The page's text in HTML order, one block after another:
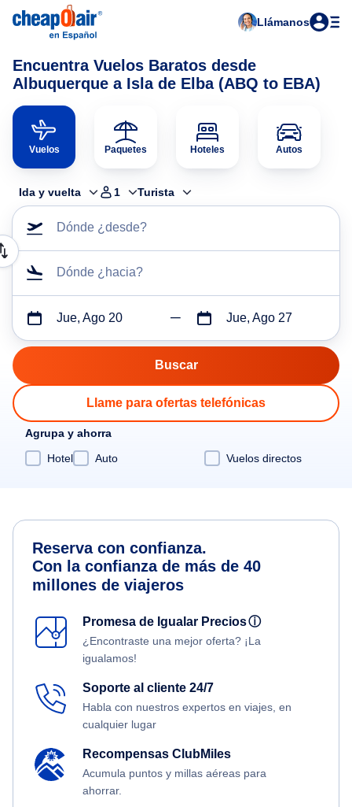
Llámanos
Encuentra Vuelos Baratos desde
Albuquerque a Isla de Elba (ABQ to EBA)
Vuelos Paquetes Hoteles Autos
Ida y vuelta 1 Turista
Dónde ¿desde?
Dónde ¿hacia?
Jue, Ago 20 Jue, Ago 27
Llame para ofertas telefónicas
Agrupa y ahorra
Hotel
Auto Vuelos directos
Reserva con confianza.
Con la confianza de más de 40
millones de viajeros
Promesa de Igualar Preciosⓘ
¿Encontraste una mejor oferta? ¡La
igualamos!
Soporte al cliente 24/7
Habla con nuestros expertos en viajes, en
cualquier lugar
Recompensas ClubMiles
Acumula puntos y millas aéreas para
ahorrar.